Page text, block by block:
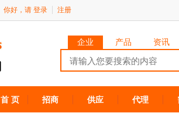
你好，请 登录 注册
企业 产品 资讯
首 页 招商 供应 代理